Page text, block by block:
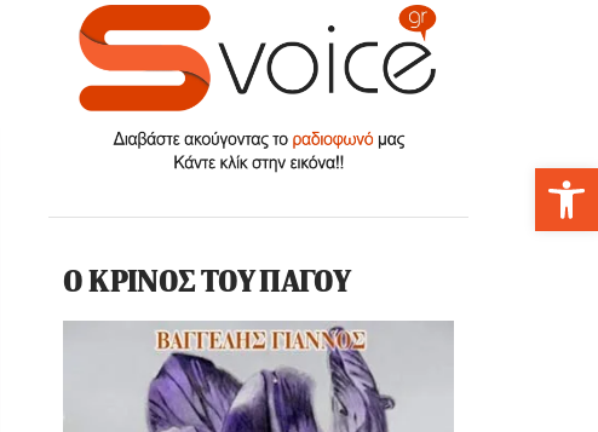
Ο ΚΡΙΝΟΣ ΤΟΥ ΠΑΓΟΥ